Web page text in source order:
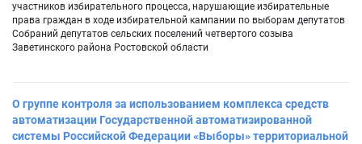
участников избирательного процесса, нарушающие избирательные
права граждан в ходе избирательной кампании по выборам депутатов
Собраний депутатов сельских поселений четвертого созыва
Заветинского района Ростовской области
О группе контроля за использованием комплекса средств
автоматизации Государственной автоматизированной
системы Российской Федерации «Выборы» территориальной